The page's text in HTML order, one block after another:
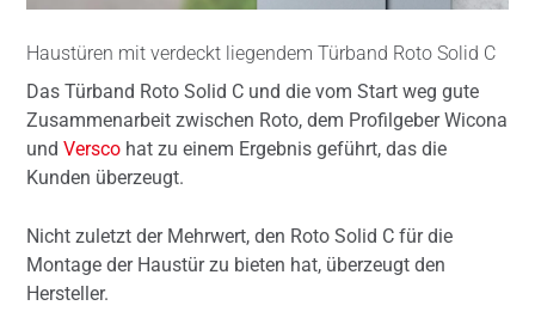
Haustüren mit verdeckt liegendem Türband Roto Solid C
Das Türband Roto Solid C und die vom Start weg gute
Zusammenarbeit zwischen Roto, dem Profilgeber Wicona
und Versco hat zu einem Ergebnis geführt, das die
Kunden überzeugt.
Nicht zuletzt der Mehrwert, den Roto Solid C für die
Montage der Haustür zu bieten hat, überzeugt den
Hersteller.